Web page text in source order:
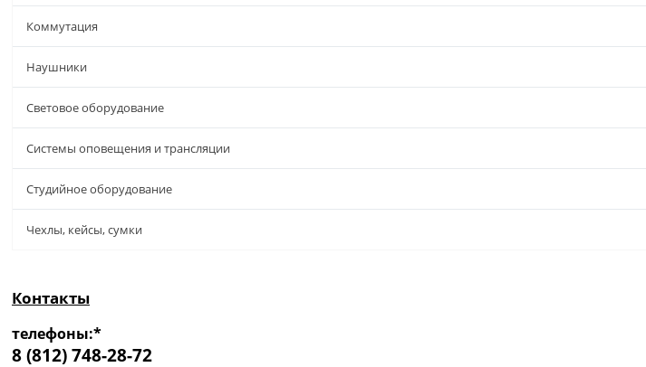
Коммутация
Наушники
Световое оборудование
Системы оповещения и трансляции
Студийное оборудование
Чехлы, кейсы, сумки
Контакты
телефоны:*
8 (812) 748-28-72